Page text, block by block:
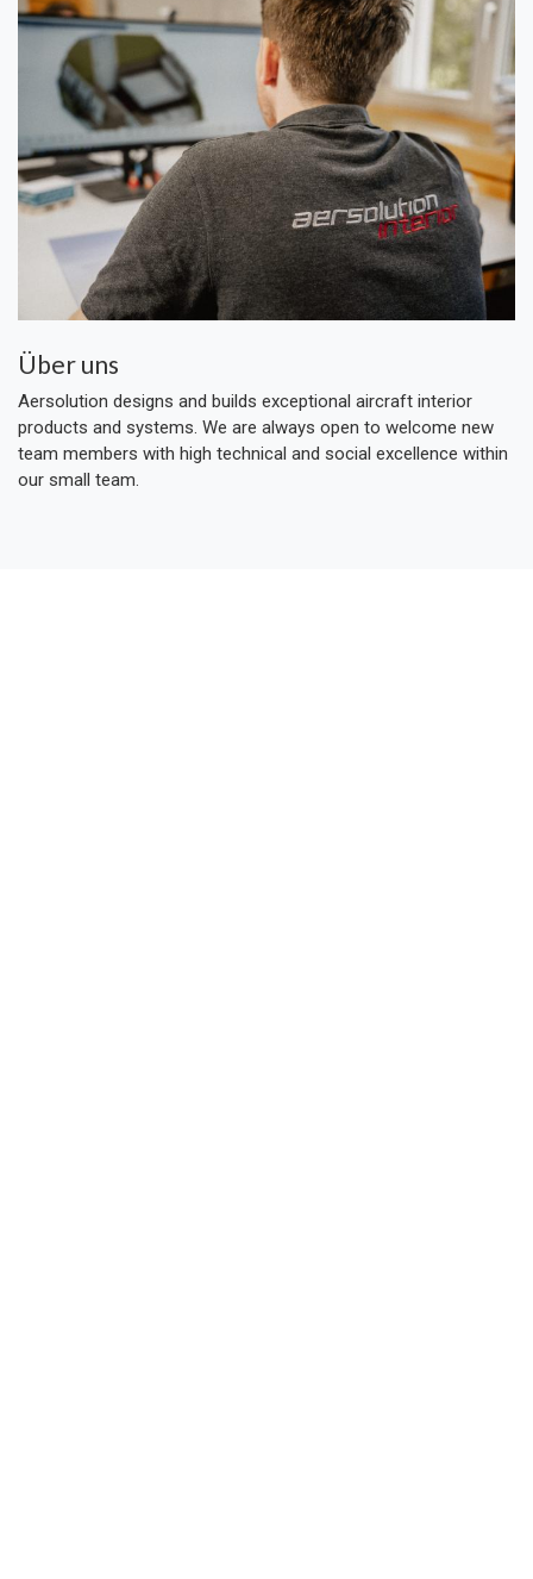
Über uns
Aersolution designs and builds exceptional aircraft interior
products and systems. We are always open to welcome new
team members with high technical and social excellence within
our small team.